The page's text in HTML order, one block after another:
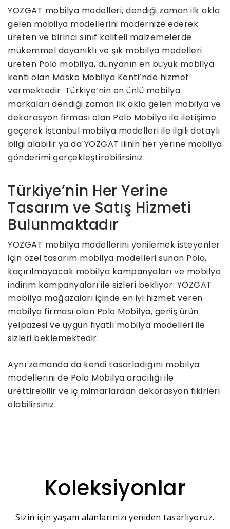
YOZGAT mobilya modelleri, dendiği zaman ilk akla
gelen mobilya modellerini modernize ederek
üreten ve birinci sınıf kaliteli malzemelerde
mükemmel dayanıklı ve şık mobilya modelleri
üreten Polo mobilya, dünyanın en büyük mobilya
kenti olan Masko Mobilya Kenti’nde hizmet
vermektedir. Türkiye’nin en ünlü mobilya
markaları dendiği zaman ilk akla gelen mobilya ve
dekorasyon firması olan Polo Mobilya ile iletişime
geçerek İstanbul mobilya modelleri ile ilgili detaylı
bilgi alabilir ya da YOZGAT ilinin her yerine mobilya
gönderimi gerçekleştirebilirsiniz.
Türkiye’nin Her Yerine
Tasarım ve Satış Hizmeti
Bulunmaktadır
YOZGAT mobilya modellerini yenilemek isteyenler
için özel tasarım mobilya modelleri sunan Polo,
kaçırılmayacak mobilya kampanyaları ve mobilya
indirim kampanyaları ile sizleri bekliyor. YOZGAT
mobilya mağazaları içinde en iyi hizmet veren
mobilya firması olan Polo Mobilya, geniş ürün
yelpazesi ve uygun fiyatlı mobilya modelleri ile
sizleri beklemektedir.
Aynı zamanda da kendi tasarladığını mobilya
modellerini de Polo Mobilya aracılığı ile
ürettirebilir ve iç mimarlardan dekorasyon fikirleri
alabilirsiniz.
Koleksiyonlar
Sizin için yaşam alanlarınızı yeniden tasarlıyoruz.